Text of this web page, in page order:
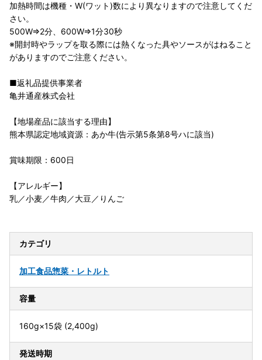
加熱時間は機種・W(ワット)数により異なりますので注意してくだ
さい。
500W⇒2分、600W⇒1分30秒
※開封時やラップを取る際には熱くなった具やソースがはねること
がありますのでご注意ください。
■返礼品提供事業者
亀井通産株式会社
【地場産品に該当する理由】
熊本県認定地域資源：あか牛(告示第5条第8号ハに該当)
賞味期限：600日
【アレルギー】
乳／小麦／牛肉／大豆／りんご
カテゴリ
加工食品惣菜・レトルト
容量
160g×15袋 (2,400g)
発送時期